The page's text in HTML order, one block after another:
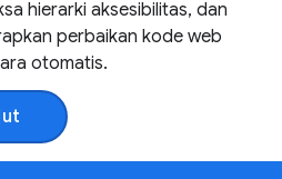
hierarki aksesibilitas, dan
perbaikan kode web
otomatis.